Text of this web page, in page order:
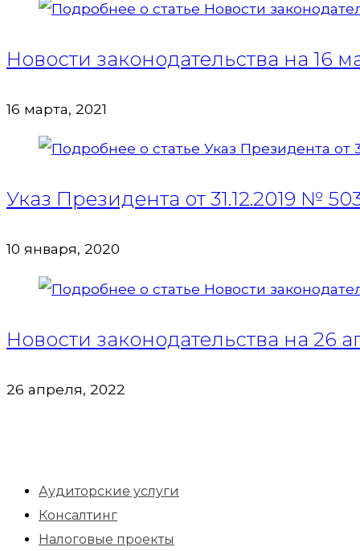
Новости законодательства на 16
16 марта, 2021
Указ Президента от 31.12.2019 №
10 января, 2020
Новости законодательства на 26
26 апреля, 2022
Аудиторские услуги
Консалтинг
Налоговые проекты